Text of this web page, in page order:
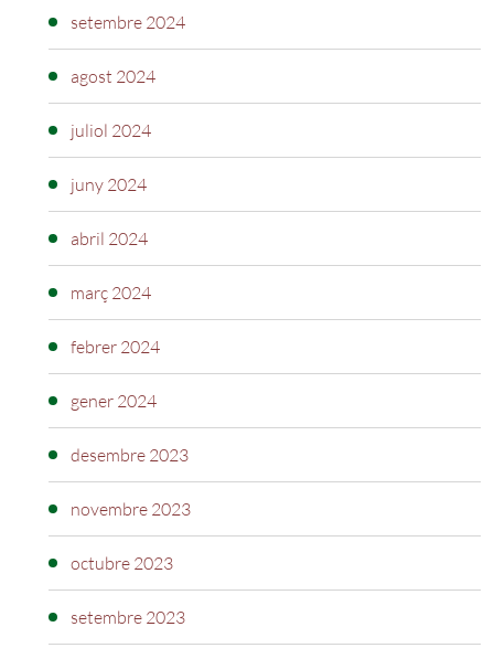
setembre 2024
agost 2024
juliol 2024
juny 2024
abril 2024
març 2024
febrer 2024
gener 2024
desembre 2023
novembre 2023
octubre 2023
setembre 2023